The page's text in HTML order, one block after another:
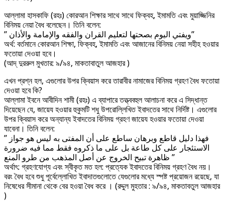
আল্লামা হাসকাফি (রহঃ) কোরআন শিক্ষার সাথে সাথে ফিক্বহ, ইমামতি এবং মুয়াজ্জিনির
বিনিময় নেয়া বৈধ বলেছেন। তিনি বলেন:
” ويفتي اليوم بصحتها لتعليم القران والفقه والإمامة والأذان”
অর্থ: বর্তমানে কোরআন শিক্ষা, ফিক্বহ, ইমামতি এবং আজানের বিনিময় নেয়া সহীহ হওয়ার
ফতোয়া দেওয়া হবে।
(আদ্ দুররুল মুখতার: ৯/৯৪, মাকতাবাতুল আজহার )
এখন প্রশ্ন হল, এগুলোর উপর ক্বিয়াস করে তারাবীর নামাজের বিনিময় গ্রহণ বৈধ ফতোয়া
দেওয়া হবে কি?
আল্লামা ইবনে আবীদিন শামী (রহঃ) এ ব্যাপারে তত্ত্ববহুল আলাচনা করে এ সিদ্ধান্ত
দিয়েছেন যে, জায়েয হওয়ার হুকুমটি শধু উপরোল্লিখিত ইবাদতের সাথে নির্দিষ্ট। এগুলোর
উপর ক্বিয়াস করে অন্যান্য ইবাদতের বিনিময় গ্রহণ জায়েয হওয়ার ফতোয়া দেওয়া
যাবেনা। তিনি বলেন:
” فهذا دليل قاطع وبرهان ساطع على أن المفتى به ليس هو جواز
الاستئجار على كل طاعة بل على ما ذكروه فقط مما فيه ضرورة
ظاهرة تبيح الخروج عن أصل المذهب من طرو المنع ”
অর্থাৎ: গ্রহণযোগ্য এবং স্বীকৃত মত হল: প্রত্যেক ইবাদতের বিনিময় গ্রহণ বৈধ নয়।
বরং বৈধ হবে শুধু পূর্বেল্লোখিত ইবাদাতগুলোতে যেগুলোর মধ্যে স্পষ্ট প্রয়োজন রয়েছে, যা
নিষেধের সীমানা থেকে বের হওয়া বৈধ করে । (রদ্দুল মুহতার : ৯/৯৪, মাকতাবতুল আজহার
)